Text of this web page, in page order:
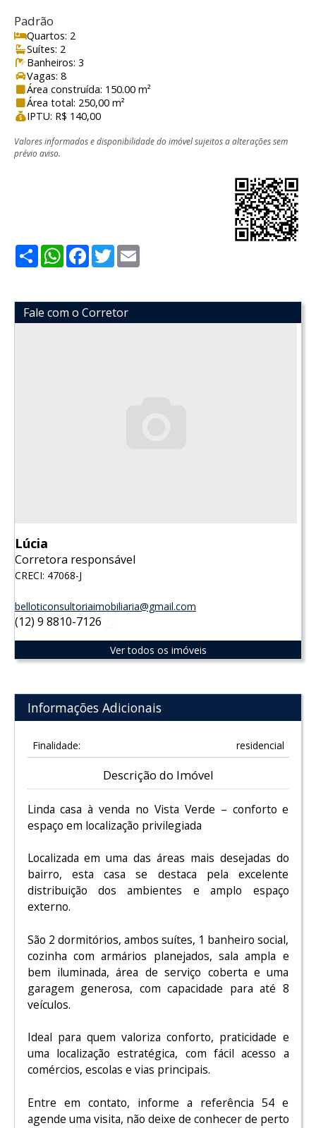
Padrão
Quartos: 2
Suítes: 2
Banheiros: 3
Vagas: 8
Área construída: 150.00 m²
Área total: 250,00 m²
IPTU: R$ 140,00
Valores informados e disponibilidade do imóvel sujeitos a alterações sem
prévio aviso.
ShareWhatsApp
Facebook
Twitter
Fale com o Corretor
Lúcia
Corretora responsável
CRECI: 47068-J
belloticonsultoriaimobiliaria@gmail.com
(12) 9 8810-7126
Ver todos os imóveis
Informações Adicionais
Finalidade: residencial
Descrição do Imóvel
Linda casa à venda no Vista Verde – conforto e
espaço em localização privilegiada
Localizada em uma das áreas mais desejadas do
bairro, esta casa se destaca pela excelente
distribuição dos ambientes e amplo espaço
externo.
São 2 dormitórios, ambos suítes, 1 banheiro social,
cozinha com armários planejados, sala ampla e
bem iluminada, área de serviço coberta e uma
garagem generosa, com capacidade para até 8
veículos.
Ideal para quem valoriza conforto, praticidade e
uma localização estratégica, com fácil acesso a
comércios, escolas e vias principais.
Entre em contato, informe a referência 54 e
agende uma visita, não deixe de conhecer de perto